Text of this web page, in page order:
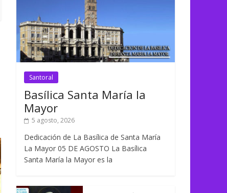
Santoral
Basílica Santa María la
Mayor
5 agosto, 2026
Dedicación de La Basílica de Santa María
La Mayor 05 DE AGOSTO La Basílica
Santa María la Mayor es la